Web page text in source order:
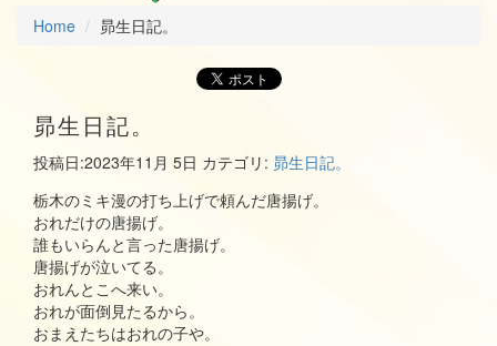
Home 昴生日記。
昴生日記。
投稿日:2023年11月 5日 カテゴリ: 昴生日記。
栃木のミキ漫の打ち上げで頼んだ唐揚げ。
おれだけの唐揚げ。
誰もいらんと言った唐揚げ。
唐揚げが泣いてる。
おれんとこへ来い。
おれが面倒見たるから。
おまえたちはおれの子や。